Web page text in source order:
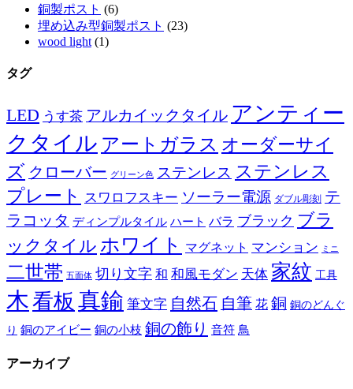
銅製ポスト (6)
埋め込み型銅製ポスト (23)
wood light (1)
タグ
LED うす茶 アルカイックタイル アンティー
クタイル アートガラス オーダーサイ
ズ クローバー グリーン色 ステンレス ステンレス
プレート スワロフスキー ソーラー電源 ダブル彫刻 テ
ラコッタ ディンプルタイル ハート バラ ブラック ブラ
ックタイル ホワイト マグネット マンション ミニ
二世帯 五面体 切り文字 和 和風モダン 天体 家紋 工具
木看板 真鍮 筆文字 自然石 自筆 花 銅 銅のどんぐ
り 銅のアイビー 銅の小枝 銅の飾り 音符 鳥
アーカイブ